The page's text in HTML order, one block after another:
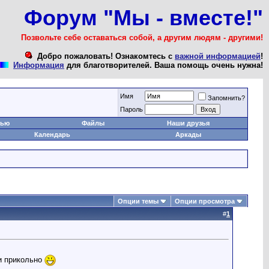
Форум "Мы - вместе!"
Позвольте себе оставаться собой, а другим людям - другими!
Добро пожаловать! Ознакомтесь с важной информацией!
Информация для благотворителей. Ваша помощь очень нужна!
Имя
Запомнить?
Пароль
Файлы
Наши друзья
Календарь
Аркады
Опции темы
Опции просмотра
#1
прикольно